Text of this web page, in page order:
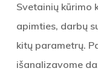
Svetainių kūrimo
apimties, darbų
kitų parametrų.
išanalizavome